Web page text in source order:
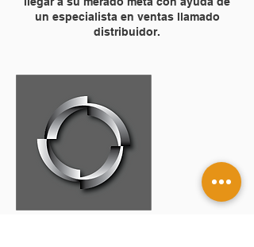
un especialista en ventas llamado
distribuidor.